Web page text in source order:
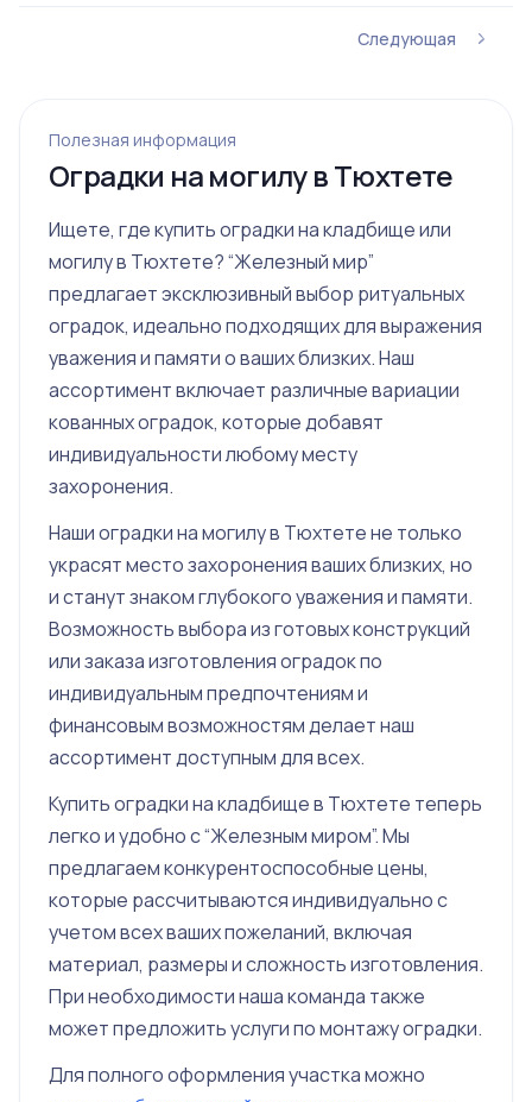
Следующая
Полезная информация
Оградки на могилу в Тюхтете
Ищете, где купить оградки на кладбище или
могилу в Тюхтете? “Железный мир”
предлагает эксклюзивный выбор ритуальных
оградок, идеально подходящих для выражения
уважения и памяти о ваших близких. Наш
ассортимент включает различные вариации
кованных оградок, которые добавят
индивидуальности любому месту
захоронения.
Наши оградки на могилу в Тюхтете не только
украсят место захоронения ваших близких, но
и станут знаком глубокого уважения и памяти.
Возможность выбора из готовых конструкций
или заказа изготовления оградок по
индивидуальным предпочтениям и
финансовым возможностям делает наш
ассортимент доступным для всех.
Купить оградки на кладбище в Тюхтете теперь
легко и удобно с “Железным миром”. Мы
предлагаем конкурентоспособные цены,
которые рассчитываются индивидуально с
учетом всех ваших пожеланий, включая
материал, размеры и сложность изготовления.
При необходимости наша команда также
может предложить услуги по монтажу оградки.
Для полного оформления участка можно